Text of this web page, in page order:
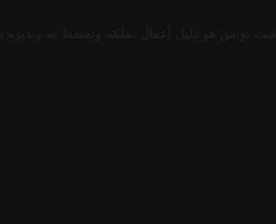
تونس هو دليل أعمال تملكه وتحتفظ به وتديره